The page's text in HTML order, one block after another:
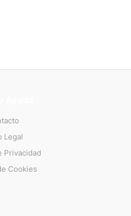
Legal
Privacidad
Cookies